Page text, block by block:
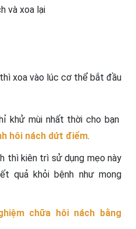
và xoa lại
xoa vào lúc cơ thể bắt đầu
khử mùi nhất thời cho bạn
hôi nách dứt điểm.
thì kiên trì sử dụng mẹo này
quả khỏi bệnh như mong
chữa hôi nách bằng